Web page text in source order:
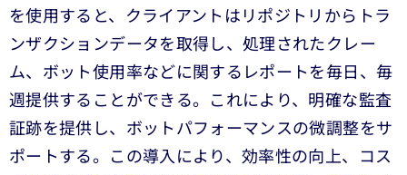
を使用すると、クライアントはリポジトリからトラ
ンザクションデータを取得し、処理されたクレー
ム、ボット使用率などに関するレポートを毎日、毎
週提供することができる。これにより、明確な監査
証跡を提供し、ボットパフォーマンスの微調整をサ
ポートする。この導入により、効率性の向上、コス